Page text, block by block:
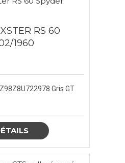
992
991
993
997
CAYENNE
RS 60
1960
Gris GT